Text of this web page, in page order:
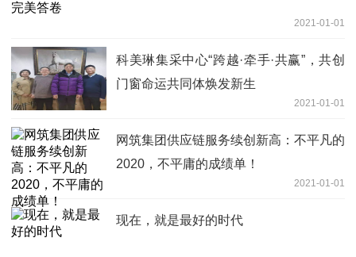
2021-01-01
科美琳集采中心“跨越·牵手·共赢”，共创
门窗命运共同体焕发新生
2021-01-01
网筑集团供应链服务续创新高：不平凡的
2020，不平庸的成绩单！
2021-01-01
现在，就是最好的时代